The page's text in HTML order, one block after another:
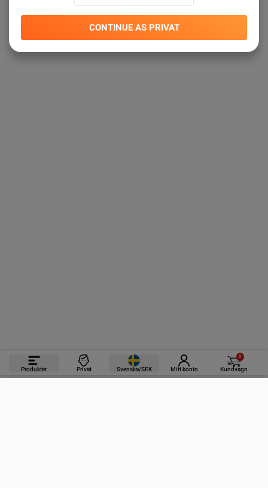
Produkter Privat Svenska/SEK Mitt konto
0
Kundvagn
CONTINUE AS PRIVAT